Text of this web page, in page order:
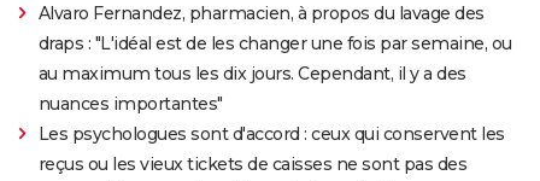
Alvaro Fernandez, pharmacien, à propos du lavage des
draps : "L'idéal est de les changer une fois par semaine, ou
au maximum tous les dix jours. Cependant, il y a des
nuances importantes"
Les psychologues sont d'accord : ceux qui conservent les
reçus ou les vieux tickets de caisses ne sont pas des